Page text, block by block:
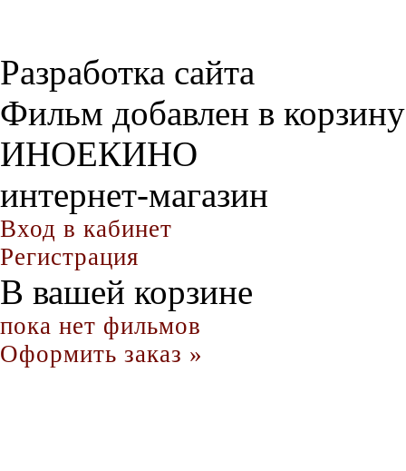
Разработка сайта
Фильм добавлен в корзину
ИНОЕКИНО
интернет-магазин
Вход в кабинет
Регистрация
В вашей корзине
пока нет фильмов
Оформить заказ »